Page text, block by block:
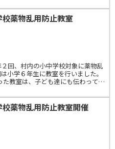
校薬物乱用防止教室
回、村内の小中学校対象に薬物乱
小学６年生に教室を行いました。
教室は、子ども達にも伝わってく
校薬物乱用防止教室開催